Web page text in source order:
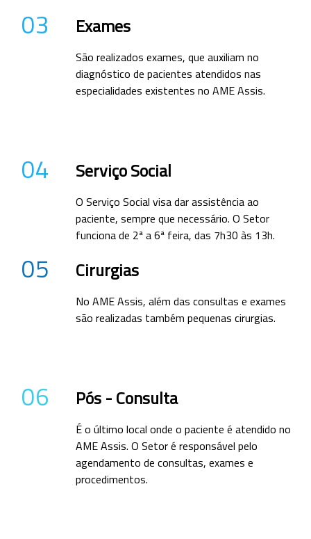
03 Exames
São realizados exames, que auxiliam no
diagnóstico de pacientes atendidos nas
especialidades existentes no AME Assis.
04 Serviço Social
O Serviço Social visa dar assistência ao
paciente, sempre que necessário. O Setor
funciona de 2ª a 6ª feira, das 7h30 às 13h.
05 Cirurgias
No AME Assis, além das consultas e exames
são realizadas também pequenas cirurgias.
06 Pós - Consulta
É o último local onde o paciente é atendido no
AME Assis. O Setor é responsável pelo
agendamento de consultas, exames e
procedimentos.